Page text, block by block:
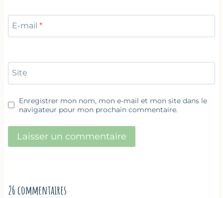
E-mail *
Site
Enregistrer mon nom, mon e-mail et mon site dans le
navigateur pour mon prochain commentaire.
26 commentaires